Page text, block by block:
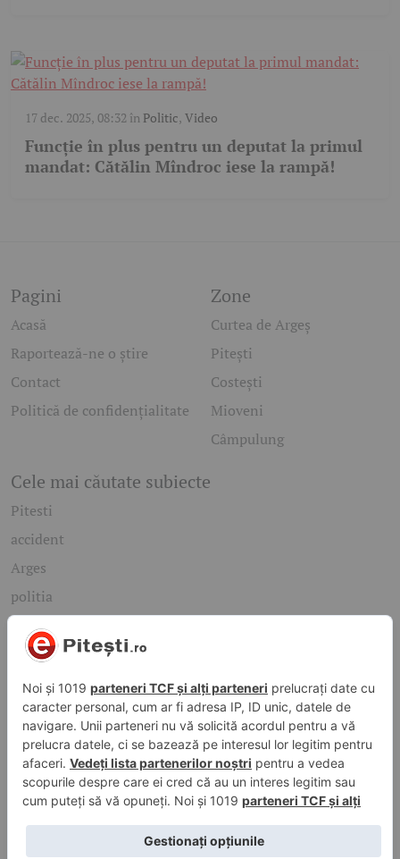
17 dec. 2025, 08:32 în Politic, Video
Funcție în plus pentru un deputat la primul
mandat: Cătălin Mîndroc iese la rampă!
Pagini
Acasă
Raportează-ne o știre
Contact
Politică de confidențialitate
Zone
Curtea de Argeș
Pitești
Costești
Mioveni
Câmpulung
Cele mai căutate subiecte
Pitesti
accident
Arges
politia
mioveni
Caută rapid știrile care te interesează
Găsește cele mai recente știri, evenimente și subiecte de
interes din orașul tău. Introdu un cuvânt-cheie și descoperă
informațiile de care ai nevoie!
Caută